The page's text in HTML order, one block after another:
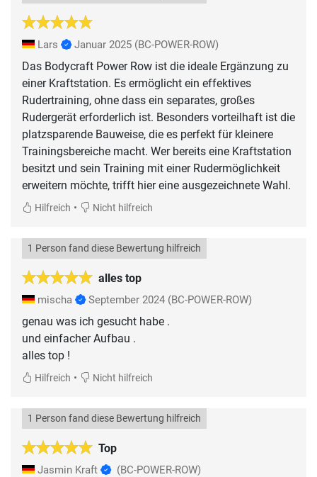
Lars Januar 2025 (BC-POWER-ROW)
Das Bodycraft Power Row ist die ideale Ergänzung zu
einer Kraftstation. Es ermöglicht ein effektives
Rudertraining, ohne dass ein separates, großes
Rudergerät erforderlich ist. Besonders vorteilhaft ist die
platzsparende Bauweise, die es perfekt für kleinere
Trainingsbereiche macht. Wer bereits eine Kraftstation
besitzt und sein Training mit einer Rudermöglichkeit
erweitern möchte, trifft hier eine ausgezeichnete Wahl.
Hilfreich • Nicht hilfreich
alles top
1 Person fand diese Bewertung hilfreich
mischa September 2024 (BC-POWER-ROW)
genau was ich gesucht habe .
und einfacher Aufbau .
Hilfreich • Nicht hilfreich
Top
1 Person fand diese Bewertung hilfreich
Jasmin Kraft (BC-POWER-ROW)